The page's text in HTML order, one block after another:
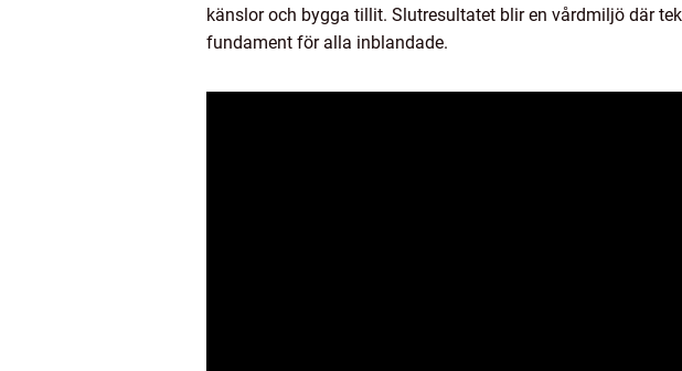
känslor och bygga tillit. Slutresultatet blir en vårdmiljö där
fundament för alla inblandade.